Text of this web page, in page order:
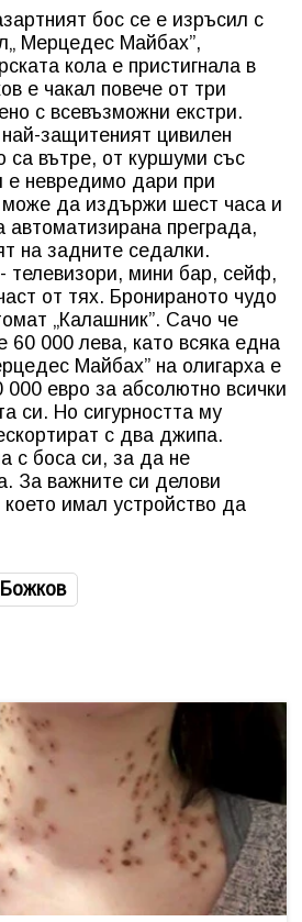
бос се е изръсил с
Мерцедес Майбах”,
кола е пристигнала в
е чакал повече от три
с всевъзможни екстри.
защитеният цивилен
са вътре, от куршуми със
е невредимо дари при
може да издържи шест часа и
преграда,
на задните седалки.
телевизори, мини бар, сейф,
от тях. Бронираното чудо
„Калашник”. Сачо че
60 000 лева, като всяка една
Майбах” на олигарха е
евро за абсолютно всички
си. Но сигурността му
с два джипа.
с боса си, за да не
За важните си делови
имал устройство да
Божков